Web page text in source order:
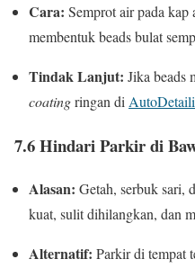
Cara: Semprot air pada
membentuk beads bulat
Tindak Lanjut: Jika beads
coatingringan di
7.6 Hindari Parkir di
Alasan: Getah, serbuk sari,
kuat, sulit dihilangkan, dan
Alternatif: Parkir di tempat